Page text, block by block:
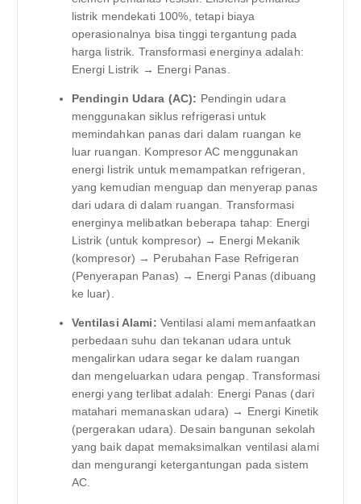
listrik mendekati 100%, tetapi biaya
operasionalnya bisa tinggi tergantung pada
harga listrik. Transformasi energinya adalah:
Energi Listrik → Energi Panas.
Pendingin Udara (AC): Pendingin udara
menggunakan siklus refrigerasi untuk
memindahkan panas dari dalam ruangan ke
luar ruangan. Kompresor AC menggunakan
energi listrik untuk memampatkan refrigeran,
yang kemudian menguap dan menyerap panas
dari udara di dalam ruangan. Transformasi
energinya melibatkan beberapa tahap: Energi
Listrik (untuk kompresor) → Energi Mekanik
(kompresor) → Perubahan Fase Refrigeran
(Penyerapan Panas) → Energi Panas (dibuang
ke luar).
Ventilasi Alami: Ventilasi alami memanfaatkan
perbedaan suhu dan tekanan udara untuk
mengalirkan udara segar ke dalam ruangan
dan mengeluarkan udara pengap. Transformasi
energi yang terlibat adalah: Energi Panas (dari
matahari memanaskan udara) → Energi Kinetik
(pergerakan udara). Desain bangunan sekolah
yang baik dapat memaksimalkan ventilasi alami
dan mengurangi ketergantungan pada sistem
AC.